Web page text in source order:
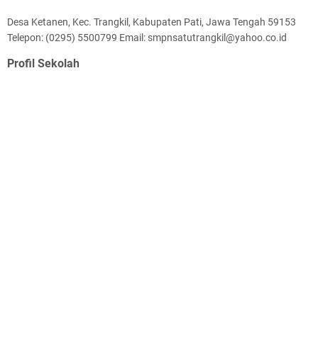
Desa Ketanen, Kec. Trangkil, Kabupaten Pati, Jawa Tengah 59153
Telepon: (0295) 5500799 Email: smpnsatutrangkil@yahoo.co.id
Profil Sekolah